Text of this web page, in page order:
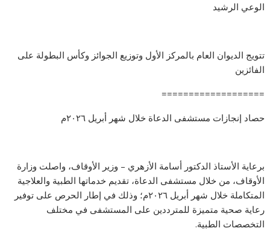
الوعي الرشيد
تتويج الديوان العام بالمركز الأول وتوزيع الجوائز وكأس البطولة على
الفائزين
===================
حصاد إنجازات مستشفى الدعاة خلال شهر أبريل ٢٠٢٦م
برعاية الأستاذ الدكتور أسامة الأزهري – وزير الأوقاف، واصلت وزارة
الأوقاف، من خلال مستشفى الدعاة، تقديم خدماتها الطبية والعلاجية
المتكاملة خلال شهر أبريل ٢٠٢٦م؛ وذلك في إطار الحرص على توفير
رعاية صحية متميزة للمترددين على المستشفى في مختلف
التخصصات الطبية.